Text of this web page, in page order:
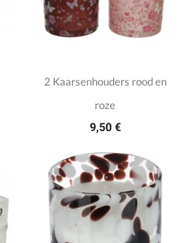
2 Kaarsenhouders rood en
roze
9,50 €